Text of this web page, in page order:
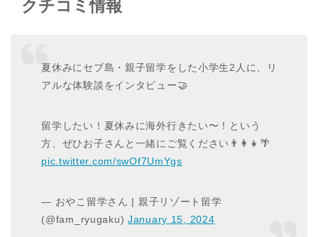
クチコミ情報
夏休みにセブ島・親子留学をした小学生2人に、リ
アルな体験談をインタビュー🤝
留学したい！夏休みに海外行きたい〜！という
方、ぜひお子さんと一緒にご覧ください👨‍👩‍👧🌴
pic.twitter.com/swOf7UmYgs
— おやこ留学さん | 親子リゾート留学
(@fam_ryugaku) January 15, 2024